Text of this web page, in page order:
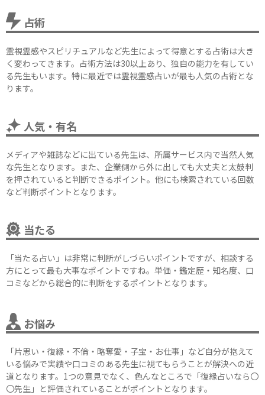
占術
霊視霊感やスピリチュアルなど先生によって得意とする占術は大き
く変わってきます。占術方法は30以上あり、独自の能力を有してい
る先生もいます。特に最近では霊視霊感占いが最も人気の占術とな
ります。
人気・有名
メディアや雑誌などに出ている先生は、所属サービス内で当然人気
な先生となります。また、企業側から外に出しても大丈夫と太鼓判
を押されていると判断できるポイント。他にも検索されている回数
など判断ポイントとなります。
当たる
「当たる占い」は非常に判断がしづらいポイントですが、相談する
方にとって最も大事なポイントですね。単価・鑑定歴・知名度、口
コミなどから総合的に判断をするポイントとなります。
お悩み
「片思い・復縁・不倫・略奪愛・子宝・お仕事」など自分が抱えて
いる悩みで実績や口コミのある先生に視てもらうことが解決への近
道となります。1つの意見でなく、色んなところで「復縁占いなら〇
〇先生」と評価されていることがポイントとなります。